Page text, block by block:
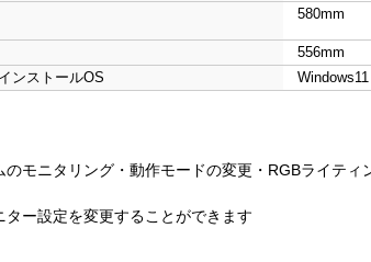
580mm
556mm
ンストールOS
モニタリング・動作モードの変更・RGBライティ
ー設定を変更することができます